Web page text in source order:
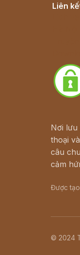
Liên
Nơi lưu
thoại
câu
cảm
Được
© 2024